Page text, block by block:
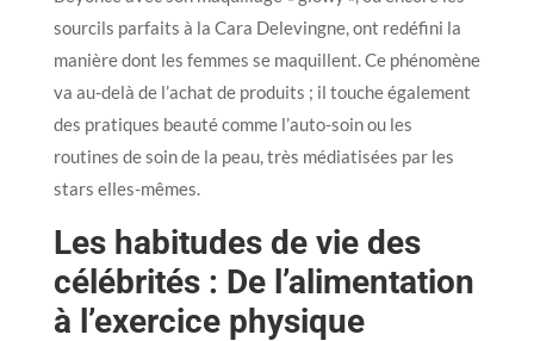
sourcils parfaits à la Cara Delevingne, ont redéfini la
manière dont les femmes se maquillent. Ce phénomène
va au-delà de l’achat de produits ; il touche également
des pratiques beauté comme l’auto-soin ou les
routines de soin de la peau, très médiatisées par les
stars elles-mêmes.
Les habitudes de vie des
célébrités : De l’alimentation
à l’exercice physique